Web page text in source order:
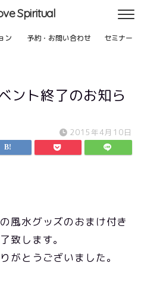
Spiritual
ン 予約・お問い合わせ セミナー
ント終了のお知ら
2015年4月10日
風水グッズのおまけ付き
致します。
がとうございました。